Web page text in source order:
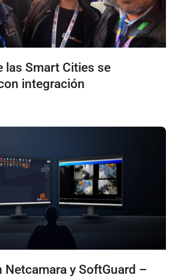
las Smart Cities se
integración
Netcamara y SoftGuard –